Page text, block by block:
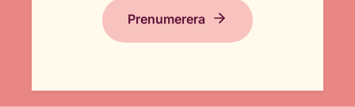
Prenumerera